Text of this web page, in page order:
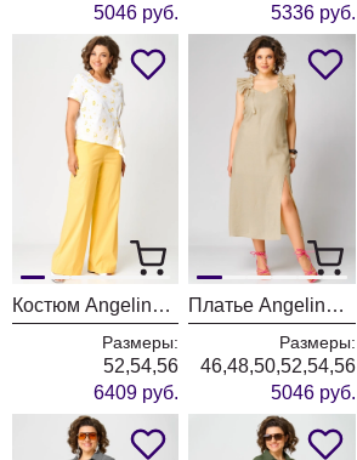
5046 руб.
5336 руб.
Костюм Angelina & Company 1230
Размеры:
52,54,56
6409 руб.
Платье Angelina & Company 1227
Размеры:
46,48,50,52,54,56
5046 руб.